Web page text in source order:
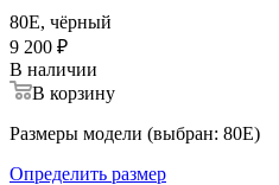
80E, чёрный
9 200 ₽
В наличии
В корзину
Размеры модели (выбран: 80E)
Определить размер